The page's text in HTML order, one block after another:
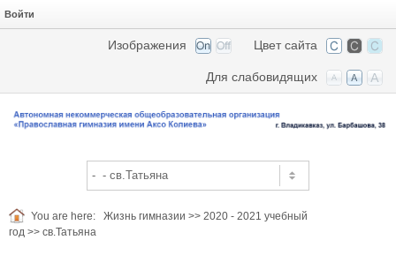
Войти
Цвет сайта
Изображения
Для слабовидящих
You are here: Жизнь гимназии >> 2020 - 2021 учебный
год >> св.Татьяна